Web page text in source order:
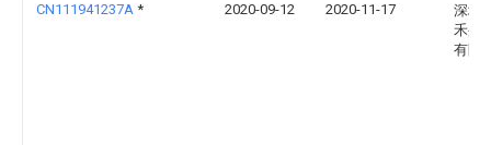
CN111941237A * 2020-09-12 2020-11-17
深圳
禾盈
有限